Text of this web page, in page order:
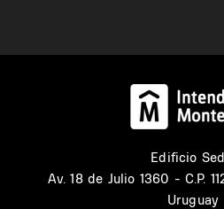
Edificio
Av. 18 de Julio 1360 - C.P.
Uruguay